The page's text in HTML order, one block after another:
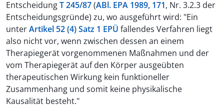
EntscheidungT 245/87(ABl. EPA 1989, 171, Nr. 3.2.3 der
Entscheidungsgründe) zu, wo ausgeführt wird: "Ein
unterArtikel 52 (4) Satz 1 EPÜ fallendes Verfahren liegt
also nicht vor, wenn zwischen dessen an einem
Therapiegerät vorgenommenen Maßnahmen und der
vom Therapiegerät auf den Körper ausgeübten
therapeutischen Wirkung kein funktioneller
Zusammenhang und somit keine physikalische
Kausalität besteht."